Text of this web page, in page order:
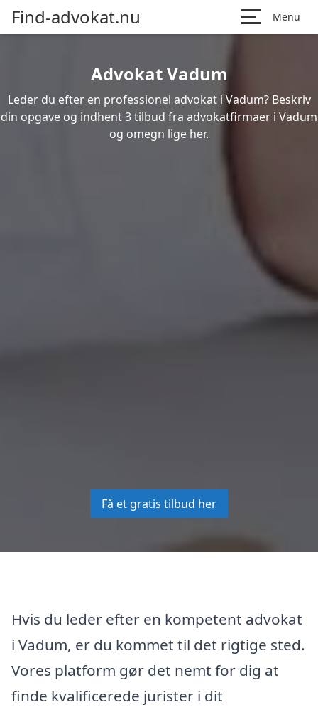
Find-advokat.nu Menu
Advokat Vadum
Leder du efter en professionel advokat i Vadum? Beskriv
din opgave og indhent 3 tilbud fra advokatfirmaer i Vadum
og omegn lige her.
Få et gratis tilbud her
Hvis du leder efter en kompetent advokat
i Vadum, er du kommet til det rigtige sted.
Vores platform gør det nemt for dig at
finde kvalificerede jurister i dit